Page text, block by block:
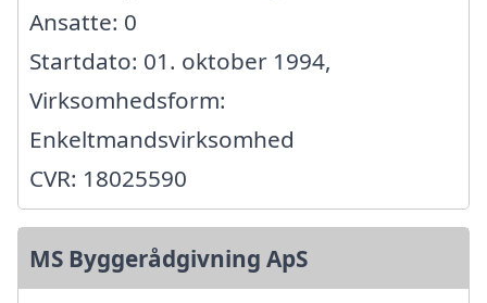
Ansatte: 0
Startdato: 01. oktober 1994,
Virksomhedsform:
Enkeltmandsvirksomhed
CVR: 18025590
MS Byggerådgivning ApS